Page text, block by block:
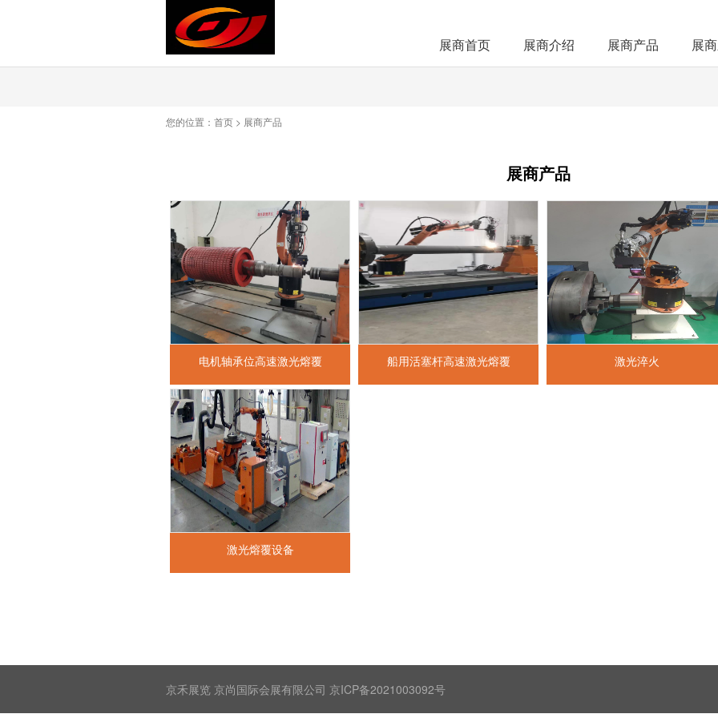
展商首页 展商介绍 展商产品 展
您的位置： 首页 > 展商产品
展商产品
电机轴承位高速激光熔覆 船用活塞杆高速激光熔覆 激光淬火
激光熔覆设备
京禾展览 京尚国际会展有限公司 京ICP备2021003092号